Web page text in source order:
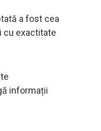
a fost cea
cu exactitate
informații